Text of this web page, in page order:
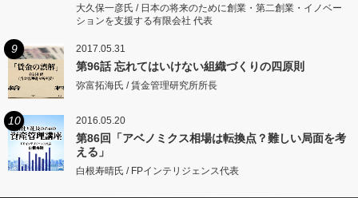
大久保一彦氏 / 日本の将来のために創業・第二創業・イノベー
ションを支援する有限会社 代表
9 2017.05.31
第96話 忘れてはいけない組織づくりの四原則
弥富拓海氏 / 賃金管理研究所所長
10 2016.05.20
第86回「アベノミクス相場は転換点？難しい局面を考
える」
白根寿晴氏 / FPインテリジェンス代表